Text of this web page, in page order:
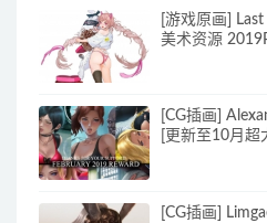
[游戏原画]
美术资源
[CG插画]
[更新至10月超
[CG插画]